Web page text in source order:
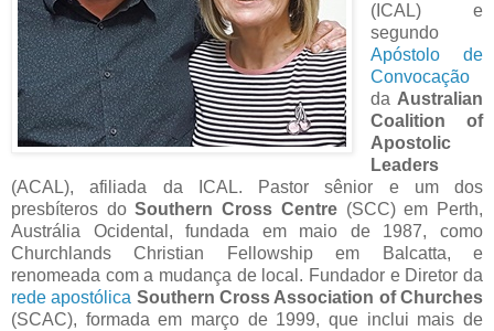
(ICAL) e
segundo
Apóstolo de
Convocação
da Australian
Coalition of
Apostolic
Leaders
(ACAL), afiliada da ICAL. Pastor sênior e um dos
presbíteros doSouthern Cross Centre(SCC) em Perth,
Austrália Ocidental, fundada em maio de 1987, como
Churchlands Christian Fellowship em Balcatta, e
renomeada com a mudança de local. Fundador e Diretor da
rede apostólica Southern Cross Association of Churches
(SCAC), formada em março de 1999, que inclui mais de